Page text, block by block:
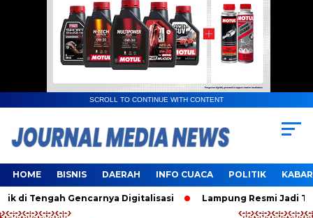
SCROLL TO CONTINUE WITH CONTENT
HOME BISNIS DAERAH INFO CUACA POLITIK
Gencarnya Digitalisasi Lampung Resmi Jadi Tuan